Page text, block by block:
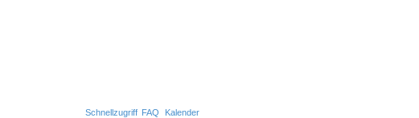
Schnellzugriff FAQ Kalender